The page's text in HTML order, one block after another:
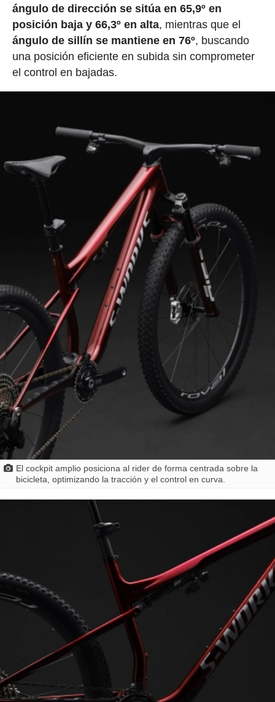
ángulo de dirección se sitúa en 65,9º en
posición baja y 66,3º en alta, mientras que el
ángulo de sillín se mantiene en 76º, buscando
una posición eficiente en subida sin comprometer
el control en bajadas.
El cockpit amplio posiciona al rider de forma centrada sobre la
bicicleta, optimizando la tracción y el control en curva.